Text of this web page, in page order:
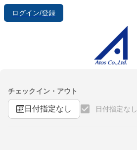
ログイン/登録
チェックイン・アウト
日付指定なし 日付指定なし